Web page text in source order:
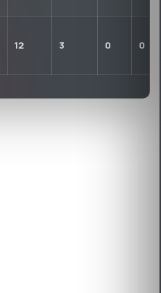
12 3 0 0